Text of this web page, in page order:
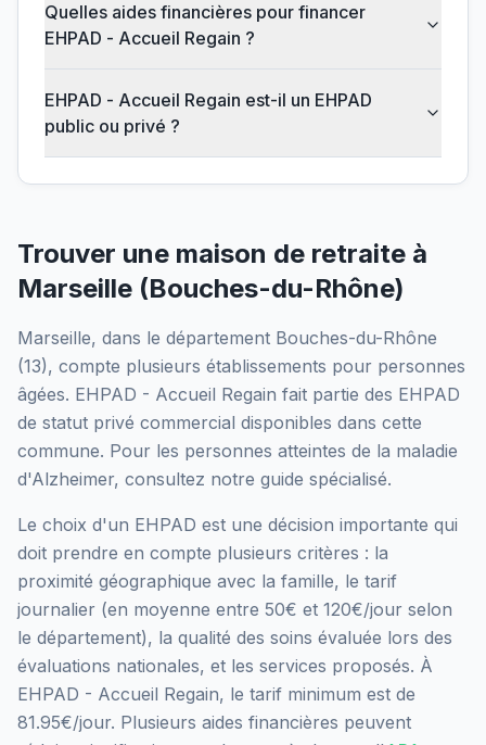
Quelles aides financières pour financer
EHPAD - Accueil Regain ?
EHPAD - Accueil Regain est-il un EHPAD
public ou privé ?
Trouver une maison de retraite à
Marseille (Bouches-du-Rhône)
Marseille, dans le département Bouches-du-Rhône
(13), compte plusieurs établissements pour personnes
âgées. EHPAD - Accueil Regain fait partie des EHPAD
de statut privé commercial disponibles dans cette
commune. Pour les personnes atteintes de la maladie
d'Alzheimer, consultez notre guide spécialisé.
Le choix d'un EHPAD est une décision importante qui
doit prendre en compte plusieurs critères : la
proximité géographique avec la famille, le tarif
journalier (en moyenne entre 50€ et 120€/jour selon
le département), la qualité des soins évaluée lors des
évaluations nationales, et les services proposés. À
EHPAD - Accueil Regain, le tarif minimum est de
81.95€/jour. Plusieurs aides financières peuvent